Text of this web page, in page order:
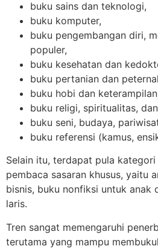
buku sains dan teknologi,
buku komputer,
buku pengembangan diri,
populer,
buku kesehatan dan
buku pertanian dan
buku hobi dan
buku religi, spiritualitas,
buku seni, budaya,
buku referensi (kamus,
Selain itu, terdapat pula
pembaca sasaran khusus, yaitu
bisnis, buku nonfiksi untuk anak
laris.
Tren sangat memengaruhi
terutama yang mampu